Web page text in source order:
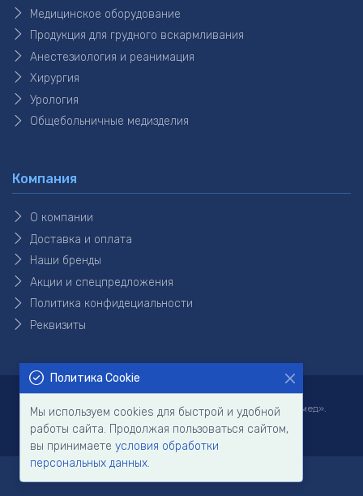
Медицинское оборудование
Продукция для грудного вскармливания
Анестезиология и реанимация
Хирургия
Урология
Общебольничные медизделия
Компания
О компании
Доставка и оплата
Наши бренды
Акции и спецпредложения
Политика конфидециальности
Реквизиты
Copyright © 2026 Все права защищены ООО «ТВС Активмед».
Политика Cookie
Мы используем cookies для быстрой и удобной
работы сайта. Продолжая пользоваться сайтом,
вы принимаете условия обработки
персональных данных.